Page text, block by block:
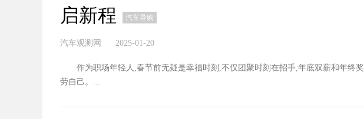
启新程
汽车导购
汽车观测网 2025-01-20
作为职场年轻人,春节前无疑是幸福时刻,不仅团聚时刻在招手,年底双薪和年终
劳自己。...